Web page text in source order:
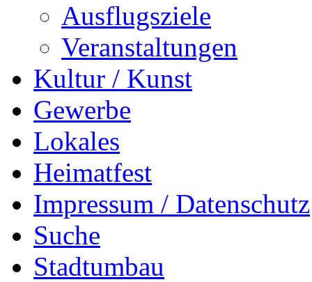
Ausflugsziele
Veranstaltungen
Kultur / Kunst
Gewerbe
Lokales
Heimatfest
Impressum / Datenschutz
Suche
Stadtumbau